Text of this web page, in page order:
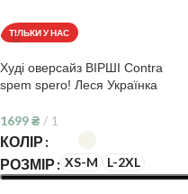
ТІЛЬКИ У НАС
Худі оверсайз ВІРШІ Contra
spem spero! Леся Українка
1699₴ 1
КОЛІР
РОЗМІР
XS-M L-2XL